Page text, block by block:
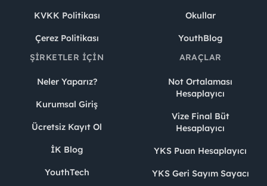
KVKK Politikası
Çerez Politikası
Okullar
YouthBlog
ŞIRKETLER İÇIN
Neler Yaparız?
Kurumsal Giriş
Ücretsiz Kayıt Ol
İK Blog
YouthTech
ARAÇLAR
Not Ortalaması
Hesaplayıcı
Vize Final Büt
Hesaplayıcı
YKS Puan Hesaplayıcı
YKS Geri Sayım Sayacı